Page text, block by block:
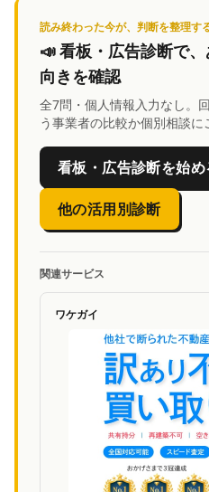
読み終わった今が、判断を整理す
📣看板・広告診断で
向きを確認
全7問・個人情報入力なし。
う事業者の比較か個別相談に
看板・広告診断を始め
他の活用別診断
関連サービス
ワケガイ